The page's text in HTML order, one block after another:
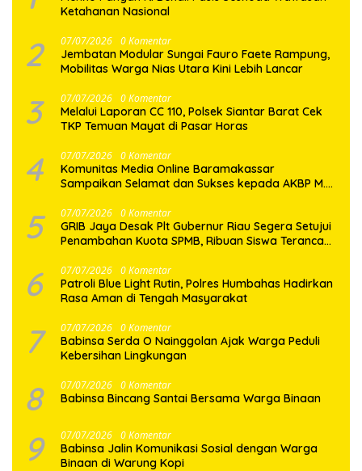
Ketahanan Nasional
2 07/07/2026 0 Komentar
Jembatan Modular Sungai Fauro Faete Rampung,
Mobilitas Warga Nias Utara Kini Lebih Lancar
3 07/07/2026 0 Komentar
Melalui Laporan CC 110, Polsek Siantar Barat Cek
TKP Temuan Mayat di Pasar Horas
4 07/07/2026 0 Komentar
Komunitas Media Online Baramakassar
Sampaikan Selamat dan Sukses kepada AKBP M.
5 07/07/2026 0 Komentar
GRIB Jaya Desak Plt Gubernur Riau Segera Setujui
Penambahan Kuota SPMB, Ribuan Siswa Terancam
6 07/07/2026 0 Komentar
Patroli Blue Light Rutin, Polres Humbahas Hadirkan
Rasa Aman di Tengah Masyarakat
7 07/07/2026 0 Komentar
Babinsa Serda O Nainggolan Ajak Warga Peduli
Kebersihan Lingkungan
8 07/07/2026 0 Komentar
Babinsa Bincang Santai Bersama Warga Binaan
9 07/07/2026 0 Komentar
Babinsa Jalin Komunikasi Sosial dengan Warga
Binaan di Warung Kopi